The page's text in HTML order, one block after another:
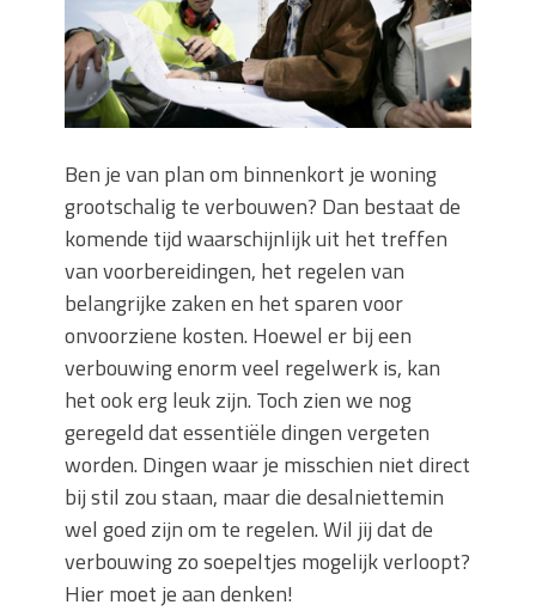
De Kwaliteit van Houtpellets: Wat
Bepaalt of uw Kachel Optimaal
Presteert
Waarom technische eisen de basis
vormen voor functionele ruimtes
Nieuwe kozijnen als onderdeel van een
energierenovatie: wat de overgang
technisch vraagt
Ben je van plan om binnenkort je woning
grootschalig te verbouwen? Dan bestaat de
komende tijd waarschijnlijk uit het treffen
van voorbereidingen, het regelen van
belangrijke zaken en het sparen voor
onvoorziene kosten. Hoewel er bij een
verbouwing enorm veel regelwerk is, kan
het ook erg leuk zijn. Toch zien we nog
geregeld dat essentiële dingen vergeten
worden. Dingen waar je misschien niet direct
bij stil zou staan, maar die desalniettemin
wel goed zijn om te regelen. Wil jij dat de
verbouwing zo soepeltjes mogelijk verloopt?
Hier moet je aan denken!